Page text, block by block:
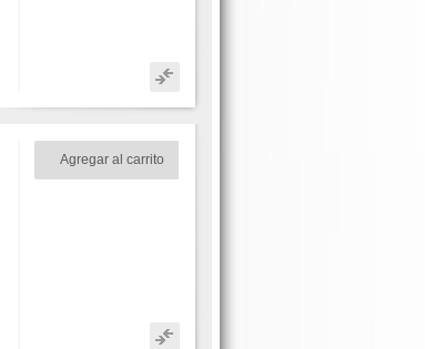
Agregar al carrito